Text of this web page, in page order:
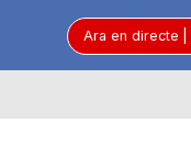
Ara en directe